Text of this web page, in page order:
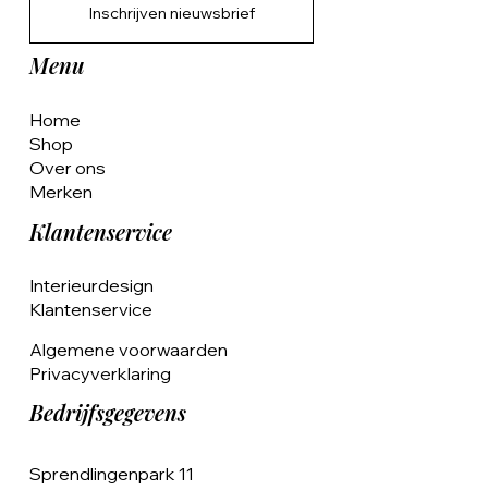
Inschrijven nieuwsbrief
Menu
Home
Shop
Over ons
Merken
Klantenservice
Interieurdesign
Klantenservice
Algemene voorwaarden
Privacyverklaring
Bedrijfsgegevens
Sprendlingenpark 11